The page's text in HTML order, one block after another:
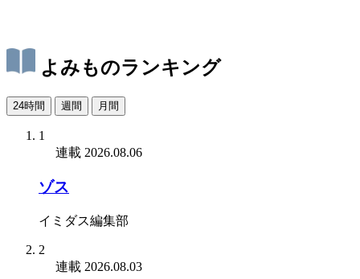
よみものランキング
24時間 週間 月間
1
連載 2026.08.06
ゾス
イミダス編集部
2
連載 2026.08.03